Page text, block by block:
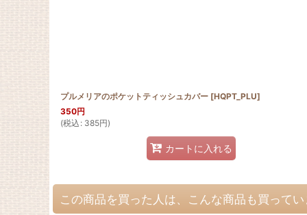
プルメリアのポケットティッシュカバー [HQPT_PLU]
350円
(税込 : 385円)
カートに入れる
この商品を買った人は、こんな商品も買って